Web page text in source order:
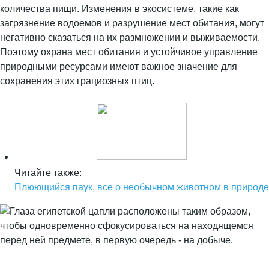
количества пищи. Изменения в экосистеме, такие как
загрязнение водоемов и разрушение мест обитания, могут
негативно сказаться на их размножении и выживаемости.
Поэтому охрана мест обитания и устойчивое управление
природными ресурсами имеют важное значение для
сохранения этих грациозных птиц.
Читайте также:
Плюющийся паук, все о необычном животном в природе